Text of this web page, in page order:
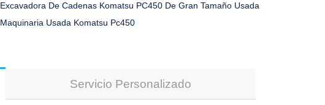
Excavadora De Cadenas Komatsu PC450 De Gran Tamaño Usada
Maquinaria Usada Komatsu Pc450
Servicio Personalizado